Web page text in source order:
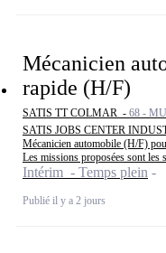
Mécanicien
rapide (H/F)
SATIS TT COLMAR - 68 -
SATIS JOBS CENTER
Mécanicien automobile (H/F)
Les missions proposées sont les
Intérim - Temps plein
Publié il y a 2 jours